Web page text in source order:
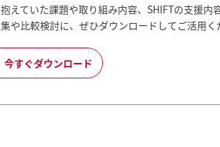
えていた課題や取り組み内容、SHIFTの支援内
や比較検討に、ぜひダウンロードしてご活用く
今すぐダウンロード